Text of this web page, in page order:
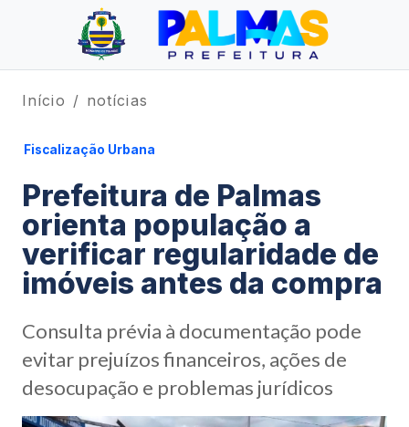
Início notícias
Fiscalização Urbana
Prefeitura de Palmas
orienta população a
verificar regularidade de
imóveis antes da compra
Consulta prévia à documentação pode
evitar prejuízos financeiros, ações de
desocupação e problemas jurídicos